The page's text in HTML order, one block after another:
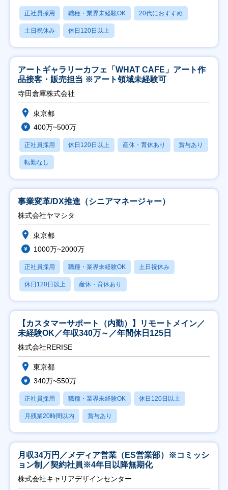
正社員採用 職種・業界未経験OK 20代におすすめ
土日祝休み 休日120日以上
アートギャラリーカフェ「WHAT CAFE」アート作
品接客・販売担当 ※アート領域未経験可
寺田倉庫株式会社
東京都
400万~500万
正社員採用 休日120日以上 産休・育休あり 賞与あり
転勤なし
事業変革/DX推進（シニアマネージャー）
株式会社ヤマシタ
東京都
1000万~2000万
正社員採用 職種・業界未経験OK 土日祝休み
休日120日以上 産休・育休あり
【カスタマーサポート（内勤）】リモートメイン／
未経験OK／年収340万～／年間休日125日
株式会社RERISE
東京都
340万~550万
正社員採用 職種・業界未経験OK 休日120日以上
月残業20時間以内 賞与あり
月収34万円／メディア営業（ES営業部）※コミッシ
ョン制／契約社員※4年目以降無期化
株式会社キャリアデザインセンター